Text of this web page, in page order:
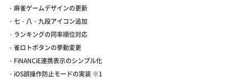
・麻雀ゲームデザインの更新
・七・八・九段アイコン追加
・ランキングの同率順位対応
・雀ロトボタンの挙動変更
・FiNANCiE連携表示のシンプル化
・iOS誤操作防止モードの実装 ※1